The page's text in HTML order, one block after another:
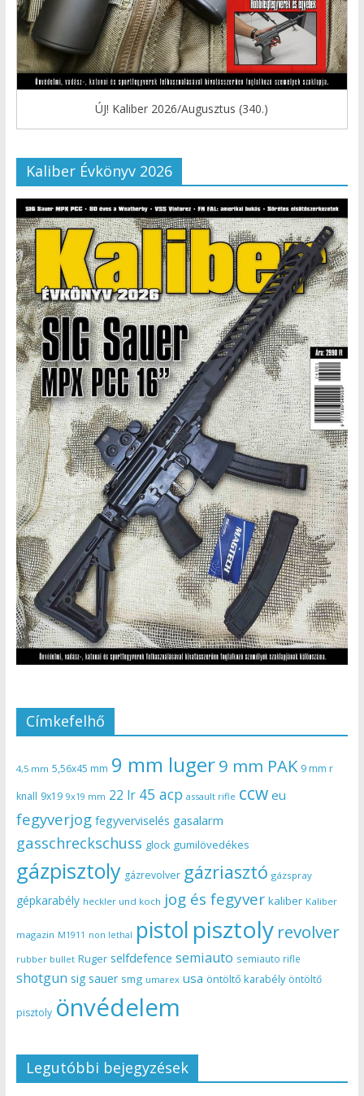
ÚJ! Kaliber 2026/Augusztus (340.)
Kaliber Évkönyv 2026
Címkefelhő
4,5 mm 5,56x45 mm 9 mm luger9 mm PAK 9 mm r
knall 9x19 9x19 mm 22 lr 45 acp assault rifle ccw eu
fegyverjog fegyverviselés gasalarm
gasschreckschuss glock gumilövedékes
gázpisztoly gázrevolver gázriasztó gázspray
gépkarabély heckler und koch jog és fegyver kaliber Kaliber
magazin M1911 non lethal pistol pisztoly revolver
rubber bullet Ruger selfdefence semiauto semiauto rifle
shotgun sig sauer smg umarex usa öntöltő karabély öntöltő
pisztoly önvédelem
Legutóbbi bejegyzések